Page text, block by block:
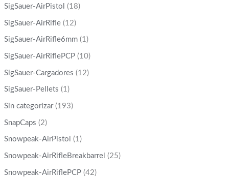
SigSauer-AirPistol (18)
SigSauer-AirRifle (12)
SigSauer-AirRifle6mm (1)
SigSauer-AirRiflePCP (10)
SigSauer-Cargadores (12)
SigSauer-Pellets (1)
Sin categorizar (193)
SnapCaps (2)
Snowpeak-AirPistol (1)
Snowpeak-AirRifleBreakbarrel (25)
Snowpeak-AirRiflePCP (42)